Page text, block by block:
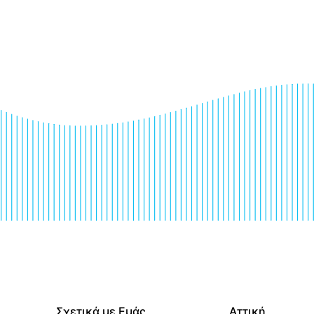
Σχετικά με Εμάς Αττική